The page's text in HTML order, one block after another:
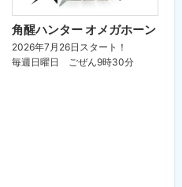
角醒ハンター オメガホーン
2026年7月26日スタート！
毎週日曜日 ごぜん9時30分